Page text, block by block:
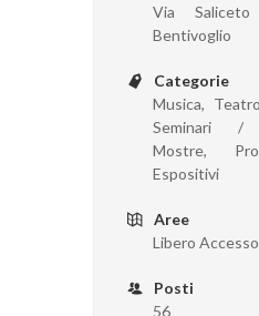
Via
Bentivoglio
Categorie
Musica,
Seminari /
Mostre,
Espositivi
Aree
Libero Accesso
Posti
56